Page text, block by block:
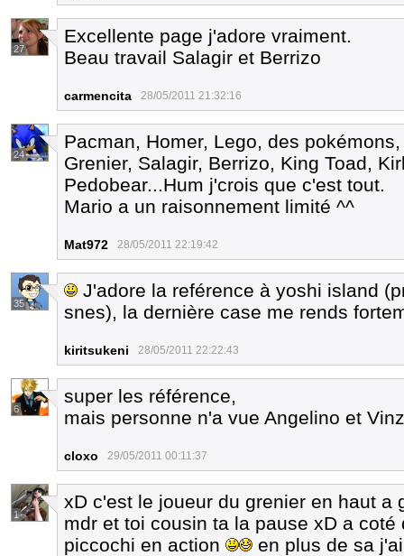
27
Excellente page j'adore vraiment.
Beau travail Salagir et Berrizo
carmencita 28/05/2011 21:32:16
24
Pacman, Homer, Lego, des
Grenier, Salagir, Berrizo, King Toad,
Pedobear...Hum j'crois que c'est tout.
Mario a un raisonnement limité ^^
Mat972 28/05/2011 22:19:42
35
J'adore la reférence à yoshi island
snes), la dernière case me rends
kiritsukeni 28/05/2011 22:22:43
6
super les référence,
mais personne n'a vue Angelino et
cloxo 29/05/2011 00:11:37
1
xD c'est le joueur du grenier en haut a
mdr et toi cousin ta la pause xD a
piccochi en action
en plus de sa